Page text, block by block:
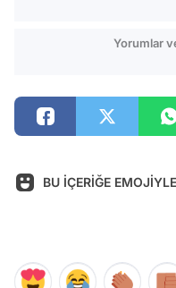
Yorumlar
BU İÇERİĞE